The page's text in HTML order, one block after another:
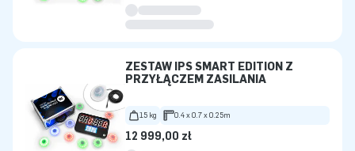
ZESTAW IPS SMART EDITION Z
PRZYŁĄCZEM ZASILANIA
15 kg 0.4 x 0.7 x 0.25m
12 999,00 zł